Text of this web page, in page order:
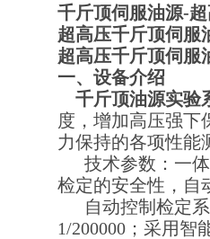
千斤顶伺服油源-
超高压千斤顶伺服
超高压千斤顶伺服
一、设备介绍
千斤顶油源实验
度，增加高压强下
力保持的各项性能
技术参数：一体
检定的安全性，自
自动控制检定系
1/200000；采用